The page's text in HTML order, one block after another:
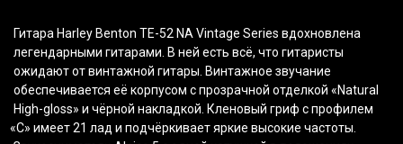
Гитара Harley Benton TE-52 NA Vintage Series вдохновлена
легендарными гитарами. В ней есть всё, что гитаристы
ожидают от винтажной гитары. Винтажное звучание
обеспечивается её корпусом с прозрачной отделкой «Natural
High-gloss» и чёрной накладкой. Кленовый гриф с профилем
«С» имеет 21 лад и подчёркивает яркие высокие частоты.